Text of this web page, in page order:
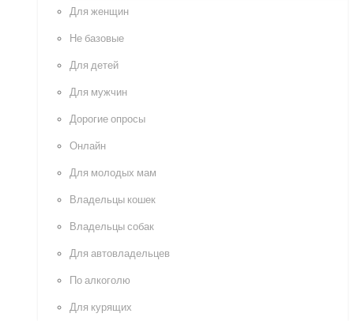
Для женщин
Не базовые
Для детей
Для мужчин
Дорогие опросы
Онлайн
Для молодых мам
Владельцы кошек
Владельцы собак
Для автовладельцев
По алкоголю
Для курящих